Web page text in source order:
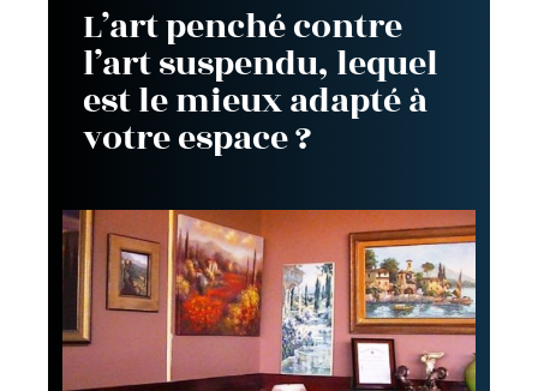
L’art penché contre
l’art suspendu, lequel
est le mieux adapté à
votre espace ?